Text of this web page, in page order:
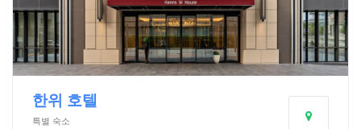
한위 호텔
특별 숙소